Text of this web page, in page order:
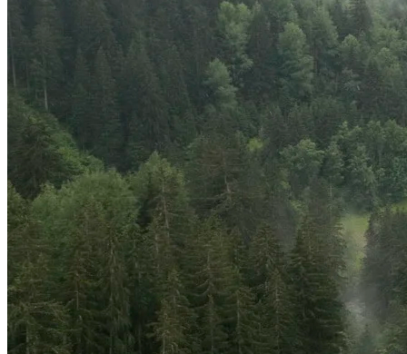
FRANKREICH
GRIECHENLAND
GROSSBRITANNIEN
IRLAND
KANARISCHE INSELN
EUROPA
KROATIEN
MADEIRA
MALLORCA
MALTA
ÖSTERREICH
PORTUGAL
SCHWEDEN
SCHWEIZ